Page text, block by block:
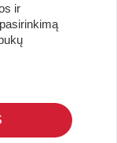
geriausius
ir